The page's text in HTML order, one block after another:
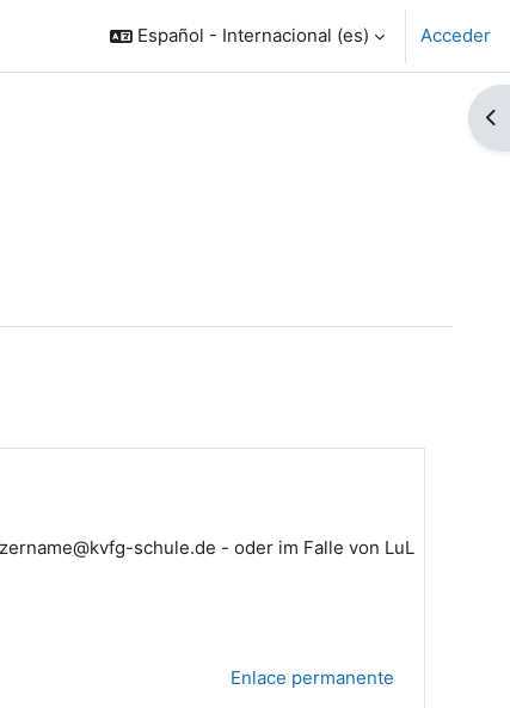
Español - Internacional ‎(es)‎ Acceder
schule.de - oder im Falle von LuL
Enlace permanente